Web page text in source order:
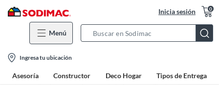
Inicia sesión 0
Menú
Bar
location-
icon
Ingresa tu ubicación
Asesoría Constructor Deco Hogar Tipos de Entrega